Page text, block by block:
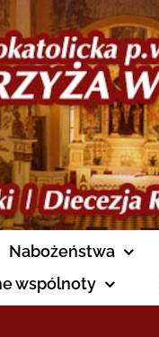
Nabożeństwa
wspólnoty